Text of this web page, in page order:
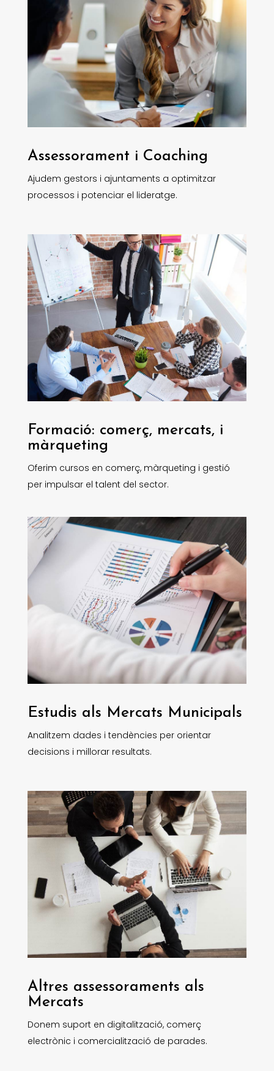
Assessorament i Coaching
Ajudem gestors i ajuntaments a optimitzar
processos i potenciar el lideratge.
Formació: comerç, mercats, i
màrqueting
Oferim cursos en comerç, màrqueting i gestió
per impulsar el talent del sector.
Estudis als Mercats Municipals
Analitzem dades i tendències per orientar
decisions i millorar resultats.
Altres assessoraments als
Mercats
Donem suport en digitalització, comerç
electrònic i comercialització de parades.